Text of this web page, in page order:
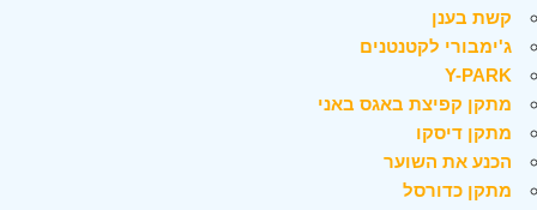
קשת בענן
ג'ימבורי לקטנטנים
Y-PARK
מתקן קפיצת באגס באני
מתקן דיסקו
הכנע את השוער
מתקן כדורסל